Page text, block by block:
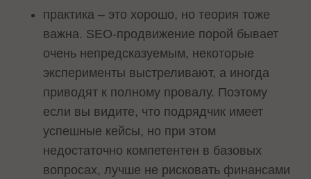
практика – это хорошо, но теория тоже
важна. SEO-продвижение порой бывает
очень непредсказуемым, некоторые
эксперименты выстреливают, а иногда
приводят к полному провалу. Поэтому
если вы видите, что подрядчик имеет
успешные кейсы, но при этом
недостаточно компетентен в базовых
вопросах, лучше не рисковать финансами